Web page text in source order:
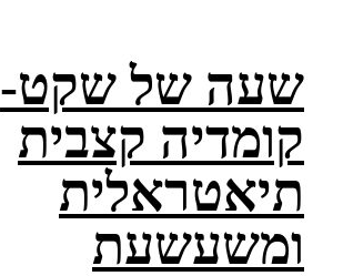
שעה של שקט-
קומדיה קצבית
תיאטראלית
ומשעשעת